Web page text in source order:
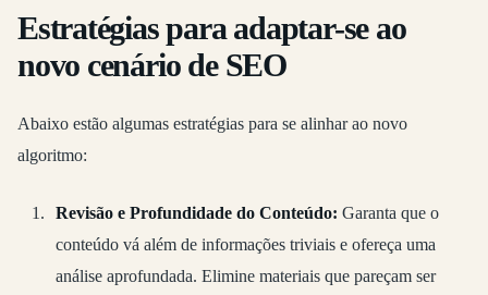
Estratégias para adaptar-se ao
novo cenário de SEO
Abaixo estão algumas estratégias para se alinhar ao novo
algoritmo:
Revisão e Profundidade do Conteúdo: Garanta que o
conteúdo vá além de informações triviais e ofereça uma
análise aprofundada. Elimine materiais que pareçam ser